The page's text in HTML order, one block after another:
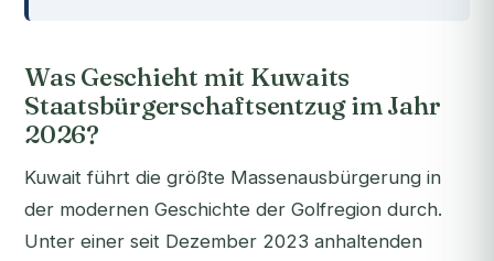
Was Geschieht mit Kuwaits
Staatsbürgerschaftsentzug im Jahr
2026?
Kuwait führt die größte Massenausbürgerung in
der modernen Geschichte der Golfregion durch.
Unter einer seit Dezember 2023 anhaltenden